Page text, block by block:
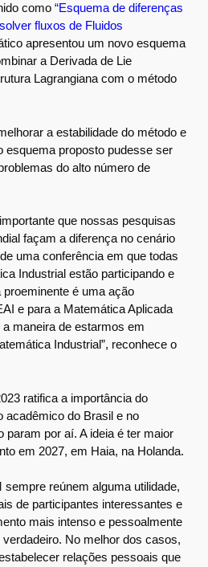
como “Esquema de diferenças
fluxos de Fluidos
apresentou um novo esquema
a Derivada de Lie
Lagrangiana com o método
a estabilidade do método e
esquema proposto pudesse ser
do alto número de
que nossas pesquisas
façam a diferença no cenário
uma conferência em que todas
Industrial estão participando e
é uma ação
e para a Matemática Aplicada
maneira de estarmos em
Industrial”, reconhece o
ratifica a importância do
acadêmico do Brasil e no
param por aí. A ideia é ter maior
em 2027, em Haia, na Holanda.
reúnem alguma utilidade,
de participantes interessantes e
mais intenso e pessoalmente
No melhor dos casos,
relações pessoais que